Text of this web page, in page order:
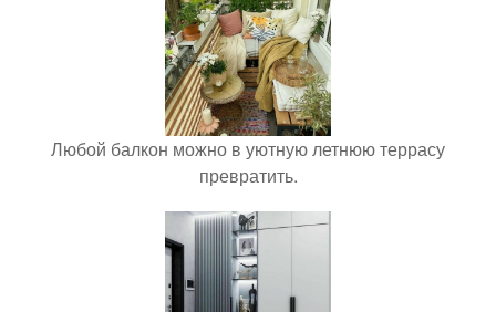
Любой балкон можно в уютную летнюю террасу
превратить.